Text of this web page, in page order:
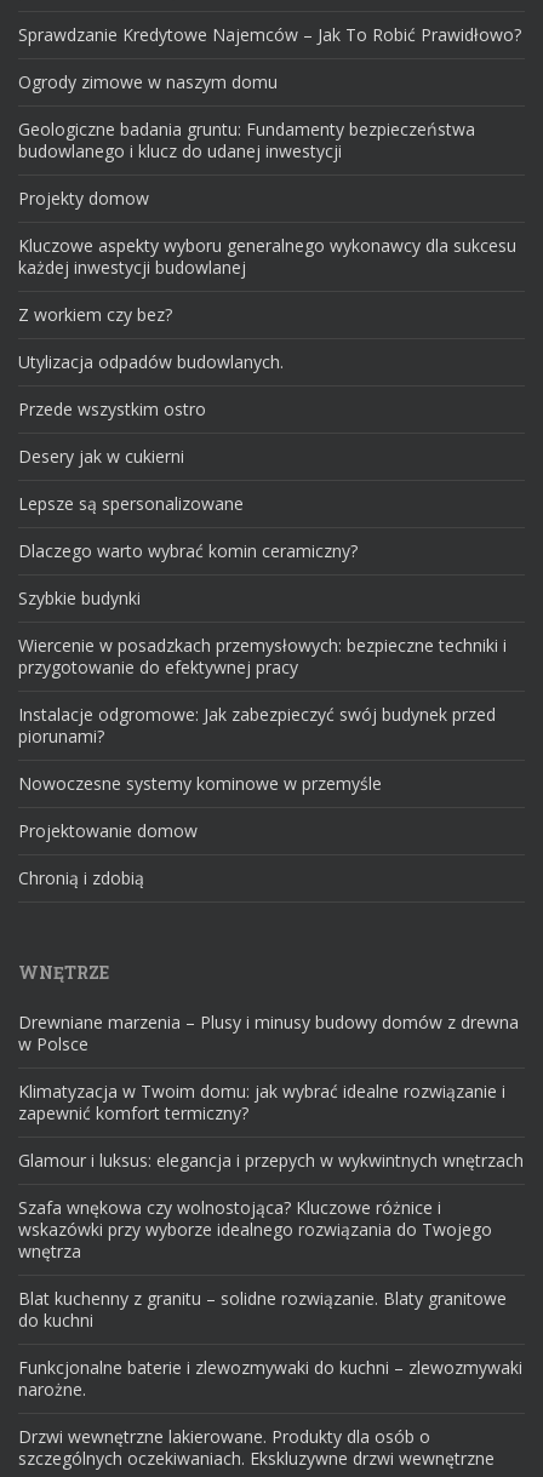
Sprawdzanie Kredytowe Najemców – Jak To Robić Prawidłowo?
Ogrody zimowe w naszym domu
Geologiczne badania gruntu: Fundamenty bezpieczeństwa
budowlanego i klucz do udanej inwestycji
Projekty domow
Kluczowe aspekty wyboru generalnego wykonawcy dla sukcesu
każdej inwestycji budowlanej
Z workiem czy bez?
Utylizacja odpadów budowlanych.
Przede wszystkim ostro
Desery jak w cukierni
Lepsze są spersonalizowane
Dlaczego warto wybrać komin ceramiczny?
Szybkie budynki
Wiercenie w posadzkach przemysłowych: bezpieczne techniki i
przygotowanie do efektywnej pracy
Instalacje odgromowe: Jak zabezpieczyć swój budynek przed
piorunami?
Nowoczesne systemy kominowe w przemyśle
Projektowanie domow
Chronią i zdobią
WNĘTRZE
Drewniane marzenia – Plusy i minusy budowy domów z drewna
w Polsce
Klimatyzacja w Twoim domu: jak wybrać idealne rozwiązanie i
zapewnić komfort termiczny?
Glamour i luksus: elegancja i przepych w wykwintnych wnętrzach
Szafa wnękowa czy wolnostojąca? Kluczowe różnice i
wskazówki przy wyborze idealnego rozwiązania do Twojego
wnętrza
Blat kuchenny z granitu – solidne rozwiązanie. Blaty granitowe
do kuchni
Funkcjonalne baterie i zlewozmywaki do kuchni – zlewozmywaki
narożne.
Drzwi wewnętrzne lakierowane. Produkty dla osób o
szczególnych oczekiwaniach. Ekskluzywne drzwi wewnętrzne